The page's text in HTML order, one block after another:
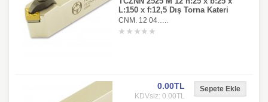
L:150 x f:12,5 Dış Torna Kateri
CNM. 12 04…..
0.00TL
KDVsiz: 0.00TL